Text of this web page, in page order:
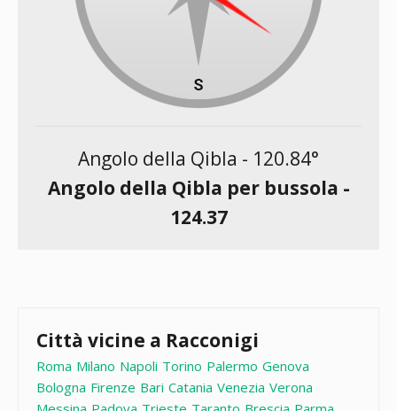
Angolo della Qibla - 120.84°
Angolo della Qibla per bussola -
124.37
Città vicine a Racconigi
Roma Milano Napoli Torino Palermo Genova
Bologna Firenze Bari Catania Venezia Verona